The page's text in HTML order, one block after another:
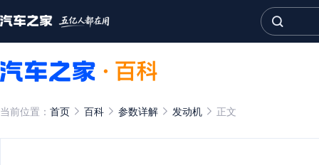
当前位置： 首页 百科 参数详解 发动机 正文